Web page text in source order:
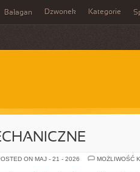
Bałagan Dzwonek Kategorie
ON MAJ - 21 - 2026
MOŻLIWOŚĆ